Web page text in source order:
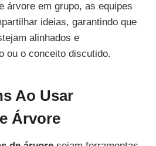
árvore em grupo, as equipes
ideias, garantindo que
alinhados e
ou o conceito discutido.
Ao Usar
Árvore